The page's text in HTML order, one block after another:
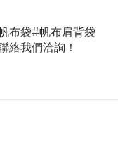
布袋#帆布肩背袋
絡我們洽詢！